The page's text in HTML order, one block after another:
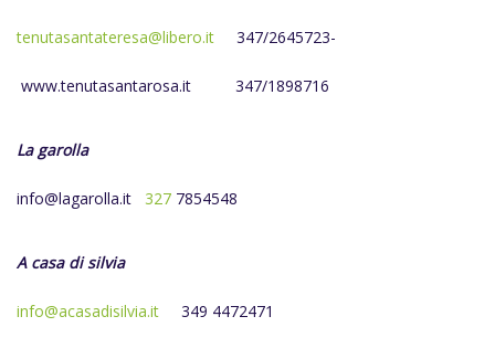
tenutasantateresa@libero.it 347/2645723-
www.tenutasantarosa.it 347/1898716
La garolla
info@lagarolla.it 327 7854548
A casa di silvia
info@acasadisilvia.it 349 4472471